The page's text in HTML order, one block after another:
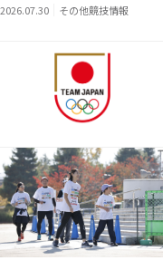
2026.07.30 その他競技情報